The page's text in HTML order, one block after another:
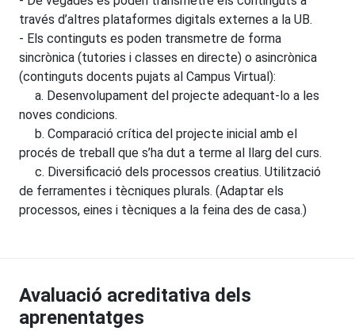
través d’altres plataformes digitals externes a la UB.
- Els continguts es poden transmetre de forma
sincrònica (tutories i classes en directe) o asincrònica
(continguts docents pujats al Campus Virtual):
a. Desenvolupament del projecte adequant-lo a les
noves condicions.
b. Comparació crítica del projecte inicial amb el
procés de treball que s’ha dut a terme al llarg del curs.
c. Diversificació dels processos creatius. Utilització
de ferramentes i tècniques plurals. (Adaptar els
processos, eines i tècniques a la feina des de casa.)
Avaluació acreditativa dels
aprenentatges